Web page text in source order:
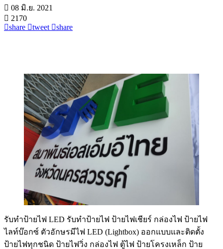
08 มิ.ย. 2021
2170
share
tweet share
รับทําป้ายไฟ LED รับทำป้ายไฟ ป้ายไฟเชียร์ กล่องไฟ ป้ายไฟ
ไลท์บ๊อกซ์ ตัวอักษรมีไฟ LED (Lightbox) ออกแบบและติดตั้ง
ป้ายไฟทุกชนิด ป้ายไฟวิ่ง กล่องไฟ ตู้ไฟ ป้ายโครงเหล็ก ป้าย